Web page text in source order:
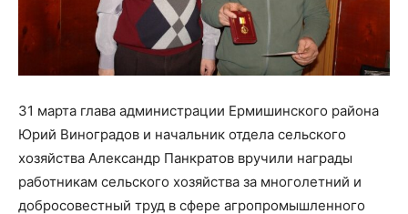
31 марта глава администрации Ермишинского района
Юрий Виноградов и начальник отдела сельского
хозяйства Александр Панкратов вручили награды
работникам сельского хозяйства за многолетний и
добросовестный труд в сфере агропромышленного